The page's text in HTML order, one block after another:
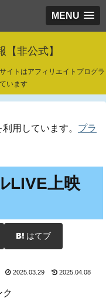
MENU
非公式】
イトはアフィリエイトプログラ
います
用しています。 プラ
LIVE上映
はてブ
2025.03.29 2025.04.08
ク